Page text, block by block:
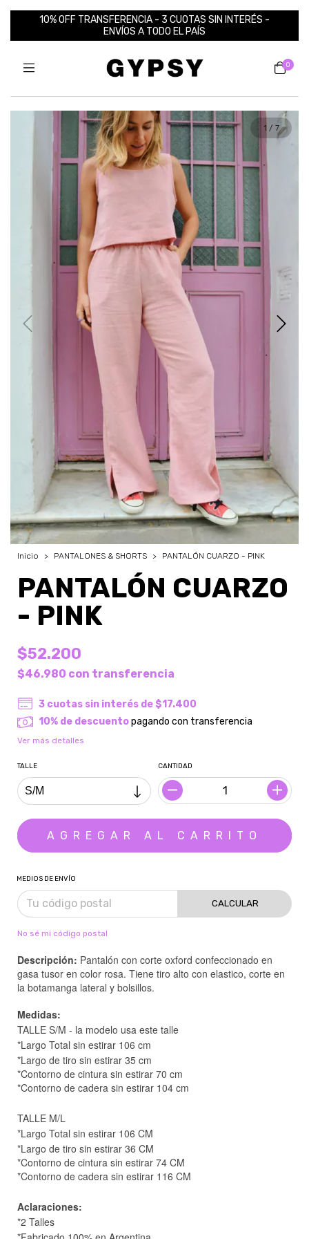
10% OFF TRANSFERENCIA - 3 CUOTAS SIN INTERÉS -
ENVÍOS A TODO EL PAÍS
0
1 / 7
Inicio > PANTALONES & SHORTS > PANTALÓN CUARZO - PINK
PANTALÓN CUARZO
- PINK
$52.200
$46.980 con transferencia
3 cuotas sin interés de$17.400
10% de descuentopagando con transferencia
Ver más detalles
TALLE CANTIDAD
MEDIOS DE ENVÍO
CALCULAR
No sé mi código postal
Descripción: Pantalón con corte oxford confeccionado en
gasa tusor en color rosa. Tiene tiro alto con elastico, corte en
la botamanga lateral y bolsillos.
Medidas:
TALLE S/M - la modelo usa este talle
*Largo Total sin estirar 106 cm
*Largo de tiro sin estirar 35 cm
*Contorno de cintura sin estirar 70 cm
*Contorno de cadera sin estirar 104 cm
TALLE M/L
*Largo Total sin estirar 106 CM
*Largo de tiro sin estirar 36 CM
*Contorno de cintura sin estirar 74 CM
*Contorno de cadera sin estirar 116 CM
Aclaraciones:
*2 Talles